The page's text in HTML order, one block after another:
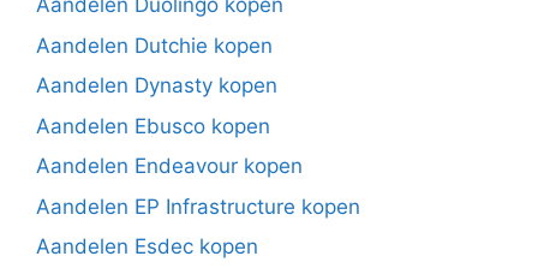
Aandelen Duolingo kopen
Aandelen Dutchie kopen
Aandelen Dynasty kopen
Aandelen Ebusco kopen
Aandelen Endeavour kopen
Aandelen EP Infrastructure kopen
Aandelen Esdec kopen